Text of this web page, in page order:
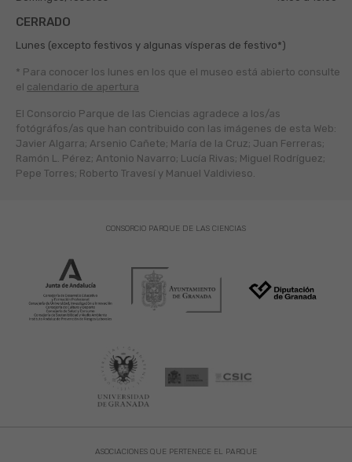
CERRADO
Lunes (excepto festivos y algunas vísperas de festivo*)
* Para conocer los lunes en los que el museo está abierto consulte
el calendario de apertura
El Consorcio Parque de las Ciencias agradece a los/as
fotógráfos/as que han contribuido con las imágenes de esta Web:
Javier Algarra; Arsenio Cañete; María de la Cruz; Juan Ferreras;
Ramón L. Pérez; Antonio Navarro; Lucía Rivas; Miguel Rodríguez;
Pepe Torres; Roberto Travesí y Manuel Valdivieso.
ASOCIACIONES QUE PERTENECE EL PARQUE
CONSORCIO PARQUE DE LAS CIENCIAS